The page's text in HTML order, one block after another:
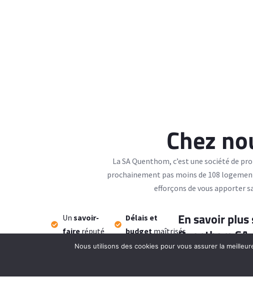
Chez
La SA Quenthom, c’est une société de
prochainement pas moins de 108
efforçons de vous apporter
Un savoir-
faireréputé
Desgaranties
transparence
Délais et
budget maîtrisés
L'accompagnement
Lesuivi après
En savoir plus
Quenthom SA
Nous utilisons des cookies pour vous assurer la